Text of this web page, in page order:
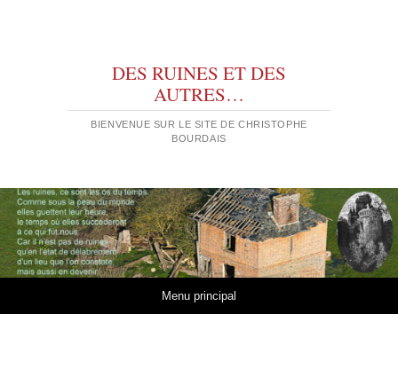
DES RUINES ET DES
AUTRES…
BIENVENUE SUR LE SITE DE CHRISTOPHE
BOURDAIS
Menu principal